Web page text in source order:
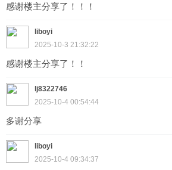
感谢楼主分享了！！！
liboyi
2025-10-3 21:32:22
感谢楼主分享了！！
lj8322746
2025-10-4 00:54:44
多谢分享
liboyi
2025-10-4 09:34:37